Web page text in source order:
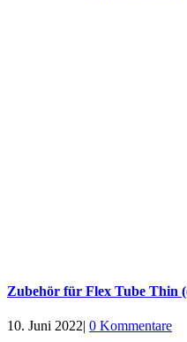
Zubehör für Flex Tube Thin
10. Juni 2022| 0 Kommentare